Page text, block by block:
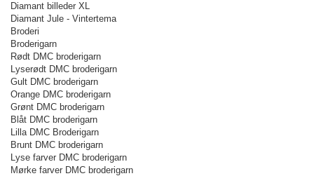
Diamant billeder XL
Diamant Jule - Vintertema
Broderi
Broderigarn
Rødt DMC broderigarn
Lyserødt DMC broderigarn
Gult DMC broderigarn
Orange DMC broderigarn
Grønt DMC broderigarn
Blåt DMC broderigarn
Lilla DMC Broderigarn
Brunt DMC broderigarn
Lyse farver DMC broderigarn
Mørke farver DMC broderigarn